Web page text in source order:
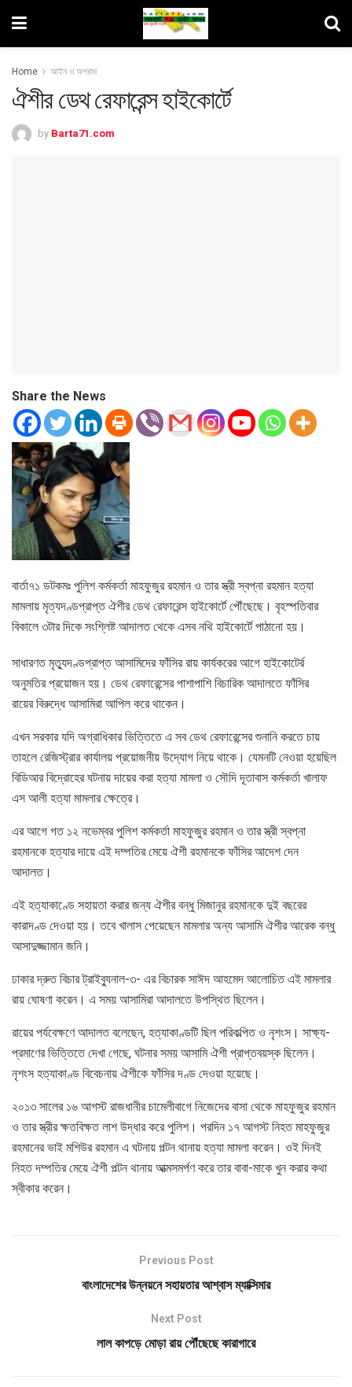
Home আইন ও অপরাধ
ঐশীর ডেথ রেফারেন্স হাইকোর্টে
by Barta71.com
Share the News
বার্তা৭১ ডটকমঃ পুলিশ কর্মকর্তা মাহফুজুর রহমান ও তার স্ত্রী স্বপ্না রহমান হত্যা
মামলায় মৃত্যদণ্ডপ্রাপ্ত ঐশীর ডেথ রেফারেন্স হাইকোর্টে পৌঁছেছে। বৃহস্পতিবার
বিকালে ৩টার দিকে সংশ্লিষ্ট আদালত থেকে এসব নথি হাইকোর্টে পাঠানো হয়।
সাধারণত মৃত্যুদণ্ডপ্রাপ্ত আসামিদের ফাঁসির রায় কার্যকরের আগে হাইকোটের্র
অনুমতির প্রয়োজন হয়। ডেথ রেফারেন্সের পাশাপাশি বিচারিক আদালতে ফাঁসির
রায়ের বিরুদ্ধে আসামিরা আপিল করে থাকেন।
এখন সরকার যদি অগ্রাধিকার ভিত্তিতে এ সব ডেথ রেফারেন্সের শুনানি করতে চায়
তাহলে রেজিস্ট্রার কার্যালয় প্রয়োজনীয় উদ্যোগ নিয়ে থাকে। যেমনটি নেওয়া হয়েছিল
বিডিআর বিদ্রোহের ঘটনায় দায়ের করা হত্যা মামলা ও সৌদি দূতাবাস কর্মকর্তা খালাফ
এস আলী হত্যা মামলার ক্ষেত্রে।
এর আগে গত ১২ নভেম্বর পুলিশ কর্মকর্তা মাহফুজুর রহমান ও তার স্ত্রী স্বপ্না
রহমানকে হত্যার দায়ে এই দম্পতির মেয়ে ঐশী রহমানকে ফাঁসির আদেশ দেন
আদালত।
এই হত্যাকাণ্ডে সহায়তা করার জন্য ঐশীর বন্ধু মিজানুর রহমানকে দুই বছরের
কারাদণ্ড দেওয়া হয়। তবে খালাস পেয়েছেন মামলার অন্য আসামি ঐশীর আরেক বন্ধু
আসাদুজ্জামান জনি।
ঢাকার দ্রুত বিচার ট্রাইব্যুনাল-৩- এর বিচারক সাঈদ আহমেদ আলোচিত এই মামলার
রায় ঘোষণা করেন। এ সময় আসামিরা আদালতে উপস্থিত ছিলেন।
রায়ের পর্যবেক্ষণে আদালত বলেছেন, হত্যাকাণ্ডটি ছিল পরিকল্পিত ও নৃশংস। সাক্ষ্য-
প্রমাণের ভিত্তিতে দেখা গেছে, ঘটনার সময় আসামি ঐশী প্রাপ্তবয়স্ক ছিলেন।
নৃশংস হত্যাকাণ্ড বিবেচনায় ঐশীকে ফাঁসির দণ্ড দেওয়া হয়েছে।
২০১৩ সালের ১৬ আগস্ট রাজধানীর চামেলীবাগে নিজেদের বাসা থেকে মাহফুজুর রহমান
ও তার স্ত্রীর ক্ষতবিক্ষত লাশ উদ্ধার করে পুলিশ। পরদিন ১৭ আগস্ট নিহত মাহফুজুর
রহমানের ভাই মশিউর রহমান এ ঘটনায় পল্টন থানায় হত্যা মামলা করেন। ওই দিনই
নিহত দম্পতির মেয়ে ঐশী পল্টন থানায় আত্মসমর্পণ করে তার বাবা-মাকে খুন করার কথা
স্বীকার করেন।
Previous Post
বাংলাদেশের উন্নয়নে সহায়তার আশ্বাস ম্যাক্সিমার
Next Post
লাল কাপড়ে মোড়া রায় পৌঁছেছে কারাগারে